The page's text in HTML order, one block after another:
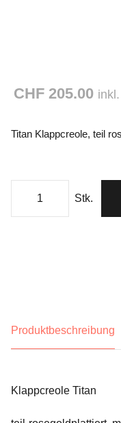
CHF 205.00
Titan Klappcreole, teil
Stk.
Produktbeschreibung
Klappcreole Titan